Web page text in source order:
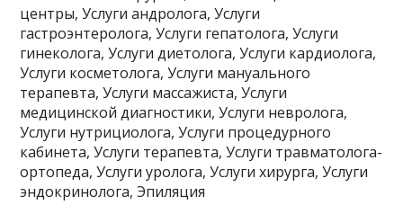
центры, Услуги андролога, Услуги
гастроэнтеролога, Услуги гепатолога, Услуги
гинеколога, Услуги диетолога, Услуги кардиолога,
Услуги косметолога, Услуги мануального
терапевта, Услуги массажиста, Услуги
медицинской диагностики, Услуги невролога,
Услуги нутрициолога, Услуги процедурного
кабинета, Услуги терапевта, Услуги травматолога-
ортопеда, Услуги уролога, Услуги хирурга, Услуги
эндокринолога, Эпиляция